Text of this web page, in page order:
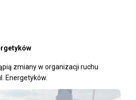
zmiany w organizacji ruchu
Energetyków.